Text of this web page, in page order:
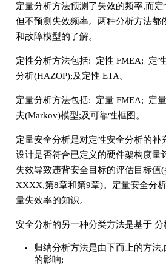
定量分析方法预测了失效的频率,而
但不预测失效频率。两种分析方法都
和故障模型的了解。
定性分析方法包括: 定性 FMEA; 定
分析(HAZOP);及定性 ETA。
定量分析方法包括: 定量 FMEA; 定
夫(Markov)模型;及可靠性框图。
定量安全分析是对定性安全分析的补
设计是否符合已定义的硬件架构度量
失效导致违背安全目标的评估目标值
XXXX,第8章和第9章)。定量安全分
量失效率的知识。
安全分析的另一种分类方法是基于
归纳分析方法是由下而上的方法
的影响;